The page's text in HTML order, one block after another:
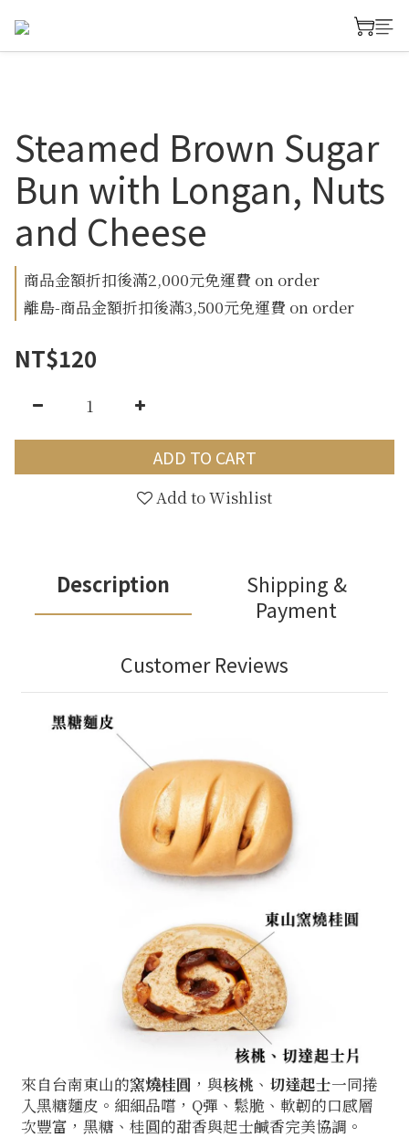
Steamed Brown Sugar
Bun with Longan, Nuts
and Cheese
商品金額折扣後滿2,000元免運費 on order
離島-商品金額折扣後滿3,500元免運費 on order
NT$120
ADD TO CART
Add to Wishlist
Description
Shipping &
Payment
Customer Reviews
來自台南東山的窯燒桂圓 ，與核桃 、 切達起士一同捲
入黑糖麵皮。細細品嚐，Q彈、鬆脆、軟韌的口感層
次豐富，黑糖、桂圓的甜香與起士鹹香完美協調。